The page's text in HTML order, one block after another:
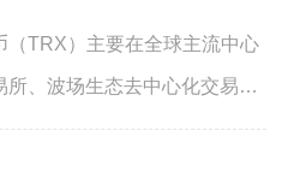
（TRX）主要在全球主流中心
所、波场生态去中心化交易所
场外交易渠道进行买